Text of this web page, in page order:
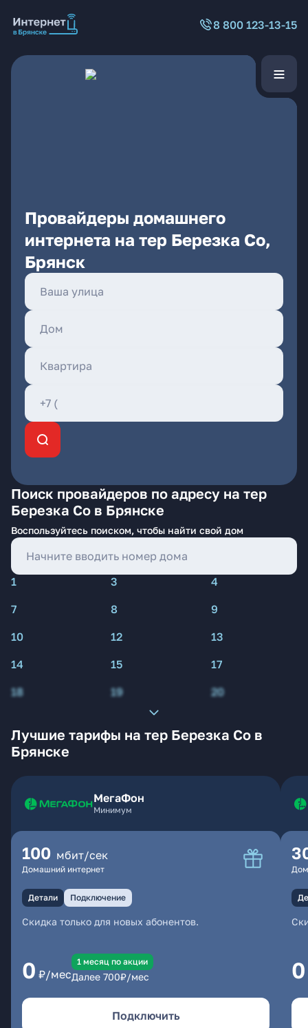
8 800 123-13-15
Провайдеры домашнего
интернета на тер Березка Со,
Брянск
Поиск провайдеров по адресу на тер
Березка Со в Брянске
Воспользуйтесь поиском, чтобы найти свой дом
1 3
4
7
8
9
10
12
13
14
15
17
18
19 20
Лучшие тарифы на тер Березка Со в
Брянске
МегаФон
Минимум
100 мбит/сек
Домашний интернет
Детали Подключение
Скидка только для новых абонентов.
0 ₽/мес
1 месяц по акции
Далее 700₽/мес
Подключить
0